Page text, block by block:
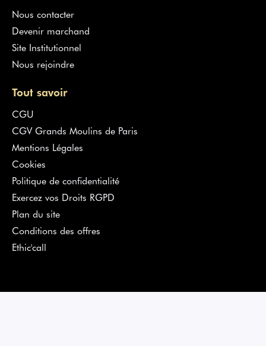
Nous contacter
Devenir marchand
Site Institutionnel
Nous rejoindre
Tout savoir
CGU
CGV Grands Moulins de Paris
Mentions Légales
Cookies
Politique de confidentialité
Exercez vos Droits RGPD
Plan du site
Conditions des offres
Ethic'call